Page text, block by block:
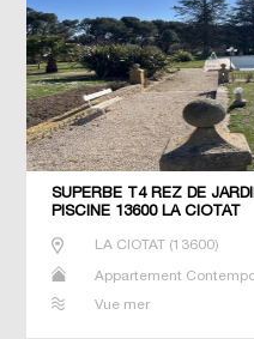
SUPERBE T4 REZ DE
PISCINE 13600 LA CIOTAT
LA CIOTAT(13600)
Appartement
Vue mer